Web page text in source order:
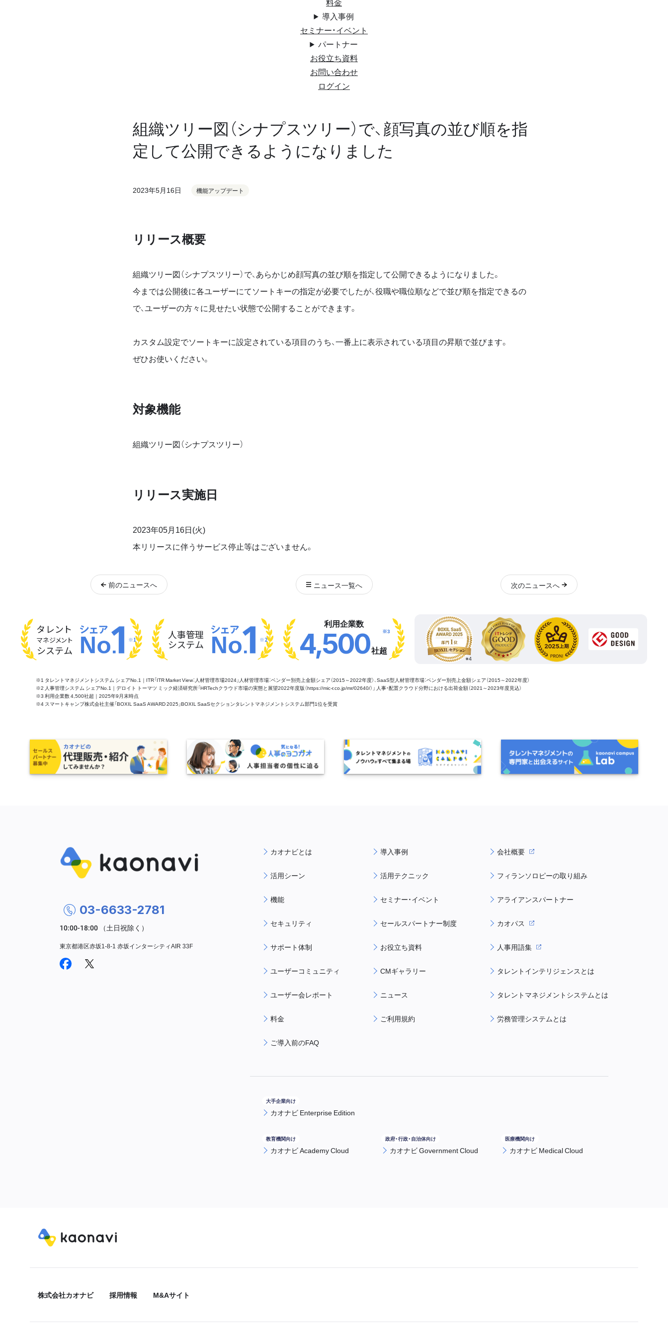
導入事例
セミナー・イベント
パートナー
お役立ち資料
お問い合わせ
ログイン
組織ツリー図（シナプスツリー）で、顔写真の並び順を指
定して公開できるようになりました
2023年5月16日 機能アップデート
リリース概要
組織ツリー図（シナプスツリー）で、あらかじめ顔写真の並び順を指定して公開できるようになりました。
今までは公開後に各ユーザーにてソートキーの指定が必要でしたが、役職や職位順などで並び順を指定できるの
で、ユーザーの方々に見せたい状態で公開することができます。
カスタム設定でソートキーに設定されている項目のうち、一番上に表示されている項目の昇順で並びます。
ぜひお使いください。
対象機能
組織ツリー図（シナプスツリー）
リリース実施日
2023年05月16日(火)
本リリースに伴うサービス停止等はございません。
前のニュースへ ニュース一覧へ 次のニュースへ
タレント
マネジメント
システム
※1 人事管理
システム ※2
利用企業数
4,500社超
※3
※1 タレントマネジメントシステム シェアNo.1｜ITR「ITR Market View：人材管理市場2024」人材管理市場：ベンダー別売上金額シェア（2015～2022年度）、SaaS型人材管理市場：ベンダー別売上金額シェア（2015～2022年度）
※2 人事管理システム シェアNo.1｜デロイト トーマツ ミック経済研究所「HRTechクラウド市場の実態と展望2022年度版（https://mic-r.co.jp/mr/02640/）」 人事・配置クラウド分野における出荷金額（2021～2023年度見込）
※3 利用企業数 4,500社超｜2025年9月末時点
※4 スマートキャンプ株式会社主催「BOXIL SaaS AWARD 2025」BOXIL SaaSセクションタレントマネジメントシステム部門1位を受賞
カオナビとは
活用シーン
機能
セキュリティ
サポート体制
ユーザーコミュニティ
ユーザー会レポート
料金
ご導入前のFAQ
導入事例
活用テクニック
セミナー・イベント
セールスパートナー制度
お役立ち資料
CMギャラリー
ニュース
ご利用規約
会社概要
フィランソロピーの取り組み
アライアンスパートナー
カオパス
人事用語集
タレントインテリジェンスとは
タレントマネジメントシステムとは
労務管理システムとは
カオナビ Enterprise Edition
カオナビ Academy Cloud カオナビ Government Cloud カオナビ Medical Cloud
03-6633-2781
東京都港区赤坂1-8-1 赤坂インターシティAIR 33F
株式会社カオナビ 採用情報 M&Aサイト